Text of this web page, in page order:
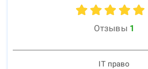
Отзывы 1
IT право